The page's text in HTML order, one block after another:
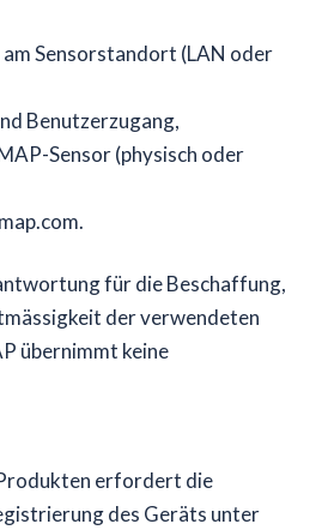
Sensorstandort (LAN oder
Benutzerzugang,
Sensor (physisch oder
für die Beschaffung,
der verwendeten
übernimmt keine
erfordert die
des Geräts unter